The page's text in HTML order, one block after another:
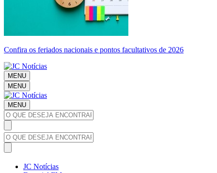
Confira os feriados nacionais e pontos facultativos de 2026
MENU
MENU
MENU
JC Notícias